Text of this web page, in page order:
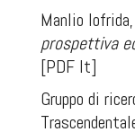
Manlio
prospettiva
[PDF It]
Gruppo di